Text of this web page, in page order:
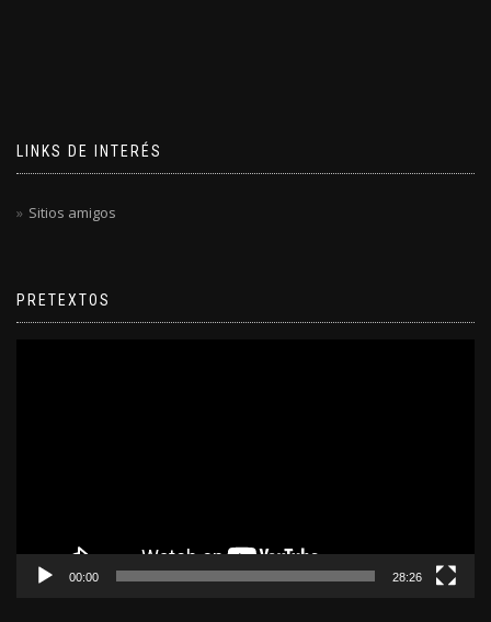
LINKS DE INTERÉS
Sitios amigos
PRETEXTOS
00:00 28:26